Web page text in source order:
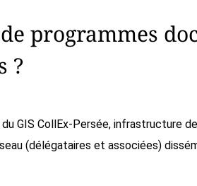
programmes
?
GIS CollEx-Persée, infrastructure
(délégataires et associées)